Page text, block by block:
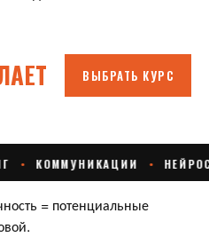
= потенциальные